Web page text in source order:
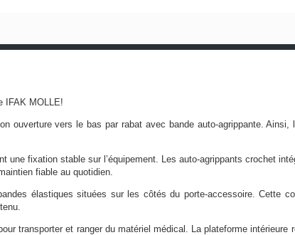
IFAK MOLLE!
ouverture vers le bas par rabat avec bande auto-agrippante.
fixation stable sur l’équipement. Les auto-agrippants crochet
fiable au quotidien.
élastiques situées sur les côtés du porte-accessoire. Cette
transporter et ranger du matériel médical. La plateforme intérieure